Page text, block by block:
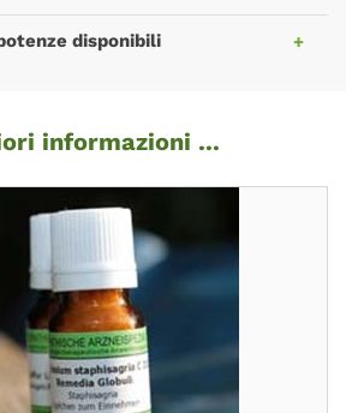
disponibili
informazioni ...